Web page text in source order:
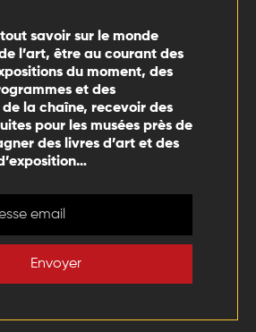
savoir sur le monde
l’art, être au courant des
du moment, des
et des
la chaîne, recevoir des
pour les musées près de
des livres d’art et des
Envoyer